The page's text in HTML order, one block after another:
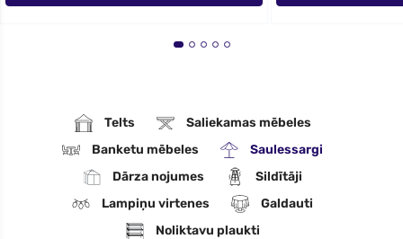
Telts
Saliekamas mēbeles
Banketu mēbeles
Saulessargi
Dārza nojumes
Sildītāji
Lampiņu virtenes
Galdauti
Noliktavu plaukti